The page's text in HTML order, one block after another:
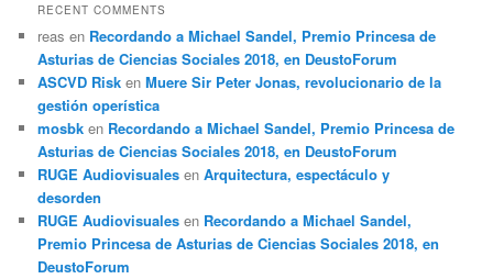
RECENT COMMENTS
reas en Recordando a Michael Sandel, Premio Princesa de
Asturias de Ciencias Sociales 2018, en DeustoForum
ASCVD Risk enMuere Sir Peter Jonas, revolucionario de la
gestión operística
mosbk en Recordando a Michael Sandel, Premio Princesa de
Asturias de Ciencias Sociales 2018, en DeustoForum
RUGE Audiovisuales enArquitectura, espectáculo y
desorden
RUGE Audiovisuales en Recordando a Michael Sandel,
Premio Princesa de Asturias de Ciencias Sociales 2018, en
DeustoForum